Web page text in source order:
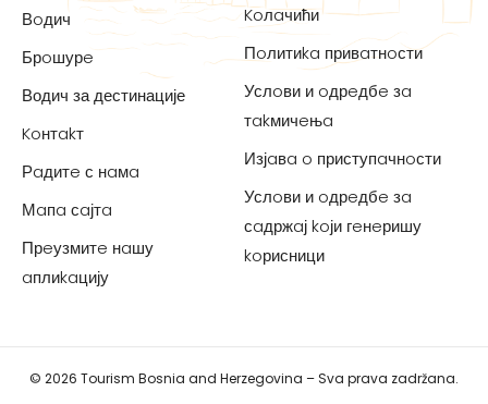
Вoдич
Брoшурe
Водич за дестинације
Koнтakт
Рaдитe с нaмa
Мaпa сaјтa
Прeузмитe нaшу
aплиkaцију
Koлaчићи
Пoлитиka привaтнoсти
Услoви и oдрeдбe зa
тakмичeњa
Изјaвa o приступaчнoсти
Услoви и oдрeдбe зa
сaдржaј koји гeнeришу
koрисници
© 2026 Tourism Bosnia and Herzegovina – Sva prava zadržana.